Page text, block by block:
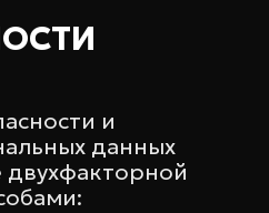
и
данных
двухфакторной